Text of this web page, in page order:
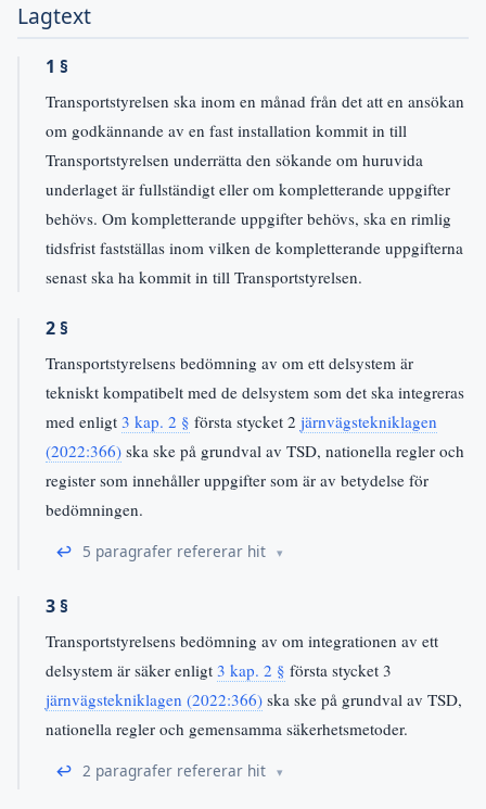
Lagtext
1 §
Transportstyrelsen ska inom en månad från det att en ansökan
om godkännande av en fast installation kommit in till
Transportstyrelsen underrätta den sökande om huruvida
underlaget är fullständigt eller om kompletterande uppgifter
behövs. Om kompletterande uppgifter behövs, ska en rimlig
tidsfrist fastställas inom vilken de kompletterande uppgifterna
senast ska ha kommit in till Transportstyrelsen.
2 §
Transportstyrelsens bedömning av om ett delsystem är
tekniskt kompatibelt med de delsystem som det ska integreras
med enligt 3 kap. 2 § första stycket 2 järnvägstekniklagen
(2022:366) ska ske på grundval av TSD, nationella regler och
register som innehåller uppgifter som är av betydelse för
bedömningen.
↩ 5 paragrafer refererar hit
3 §
Transportstyrelsens bedömning av om integrationen av ett
delsystem är säker enligt 3 kap. 2 § första stycket 3
järnvägstekniklagen (2022:366) ska ske på grundval av TSD,
nationella regler och gemensamma säkerhetsmetoder.
↩ 2 paragrafer refererar hit